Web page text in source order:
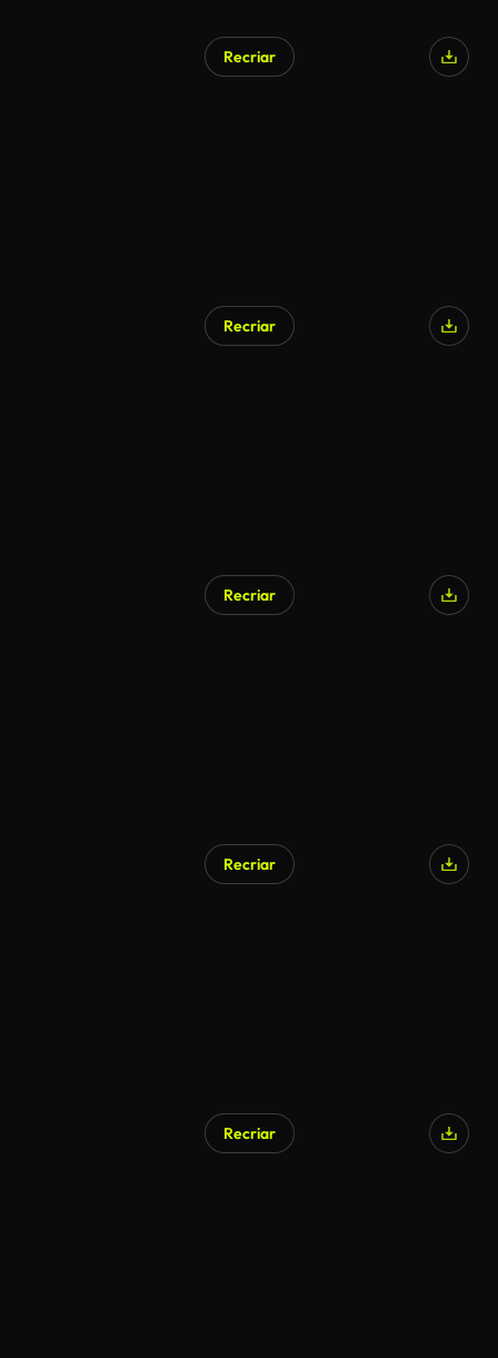
Recriar
Recriar
Recriar
Recriar
Recriar